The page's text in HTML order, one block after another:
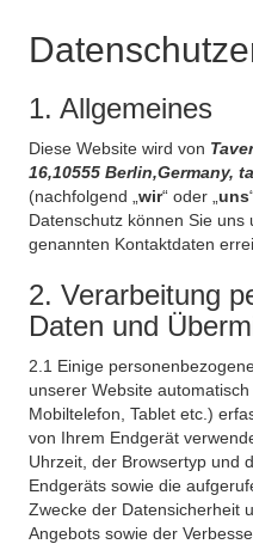
1. Allgemeines
Diese Website wird von
16,10555 Berlin,Germany,
(nachfolgend „ wir“ oder „ uns
Datenschutz können Sie uns
genannten Kontaktdaten
2. Verarbeitung
Daten und
2.1 Einige
unserer Website
Mobiltelefon, Tablet etc.)
von Ihrem Endgerät
Uhrzeit, der Browsertyp und
Endgeräts sowie die
Zwecke der Datensicherheit
Angebots sowie der